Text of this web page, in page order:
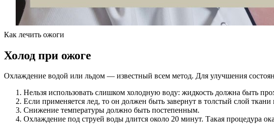
Как лечить ожоги
Холод при ожоге
Охлаждение водой или льдом — известный всем метод. Для улучшения
Нельзя использовать слишком холодную воду: жидкость должна быть
Если применяется лед, то он должен быть завернут в толстый слой
Снижение температуры должно быть постепенным.
Охлаждение под струей воды длится около 20 минут. Такая процедура